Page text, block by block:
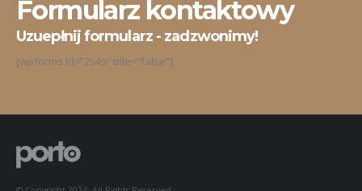
Formularz kontaktowy
Uzuepłnij formularz - zadzwonimy!
[wpforms id=”2549″ title=”false”]